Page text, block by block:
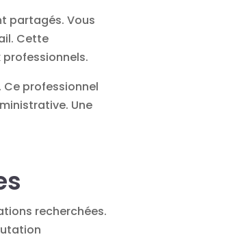
partagés. Vous
Cette
professionnel
Une
recherchées.